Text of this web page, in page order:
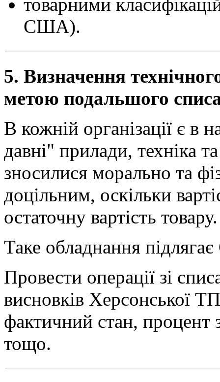
товарними
США).
5. Визначення
метою подальшого
В кожній організації є в
давні" прилади, техніка
зносилися морально та
доцільним, оскільки
остаточну вартість товару.
Таке обладнання
Провести операції зі
висновків Херсонської
фактичний стан, процент
тощо.